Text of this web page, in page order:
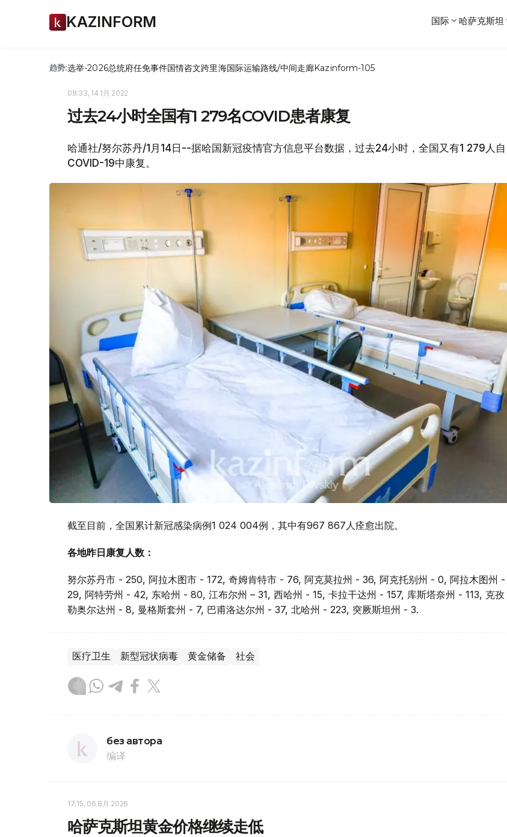
KAZINFORM 国际 哈萨克斯坦
趋势:选举-2026总统府任免事件国情咨文跨里海国际运输路线/中间走廊Kazinform-105
08:33, 14 1月 2022
过去24小时全国有1 279名COVID患者康复
哈通社/努尔苏丹/1月14日--据哈国新冠疫情官方信息平台数据，过去24小时，全国又有1 279人自
COVID-19中康复。
截至目前，全国累计新冠感染病例1 024 004例，其中有967 867人痊愈出院。
各地昨日康复人数：
努尔苏丹市 - 250, 阿拉木图市 - 172, 奇姆肯特市 - 76, 阿克莫拉州 - 36, 阿克托别州 - 0, 阿拉木图州 -
29, 阿特劳州 - 42, 东哈州 - 80, 江布尔州 – 31, 西哈州 - 15, 卡拉干达州 - 157, 库斯塔奈州 - 113, 克孜
勒奥尔达州 - 8, 曼格斯套州 - 7, 巴甫洛达尔州 - 37, 北哈州 - 223, 突厥斯坦州 - 3.
医疗卫生 新型冠状病毒 黄金储备 社会
без автора
编译
17:15, 06 8月 2026
哈萨克斯坦黄金价格继续走低